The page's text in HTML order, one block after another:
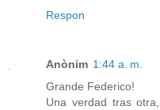
Respon
Anònim 1:44 a. m.
Grande Federico!
Una verdad tras